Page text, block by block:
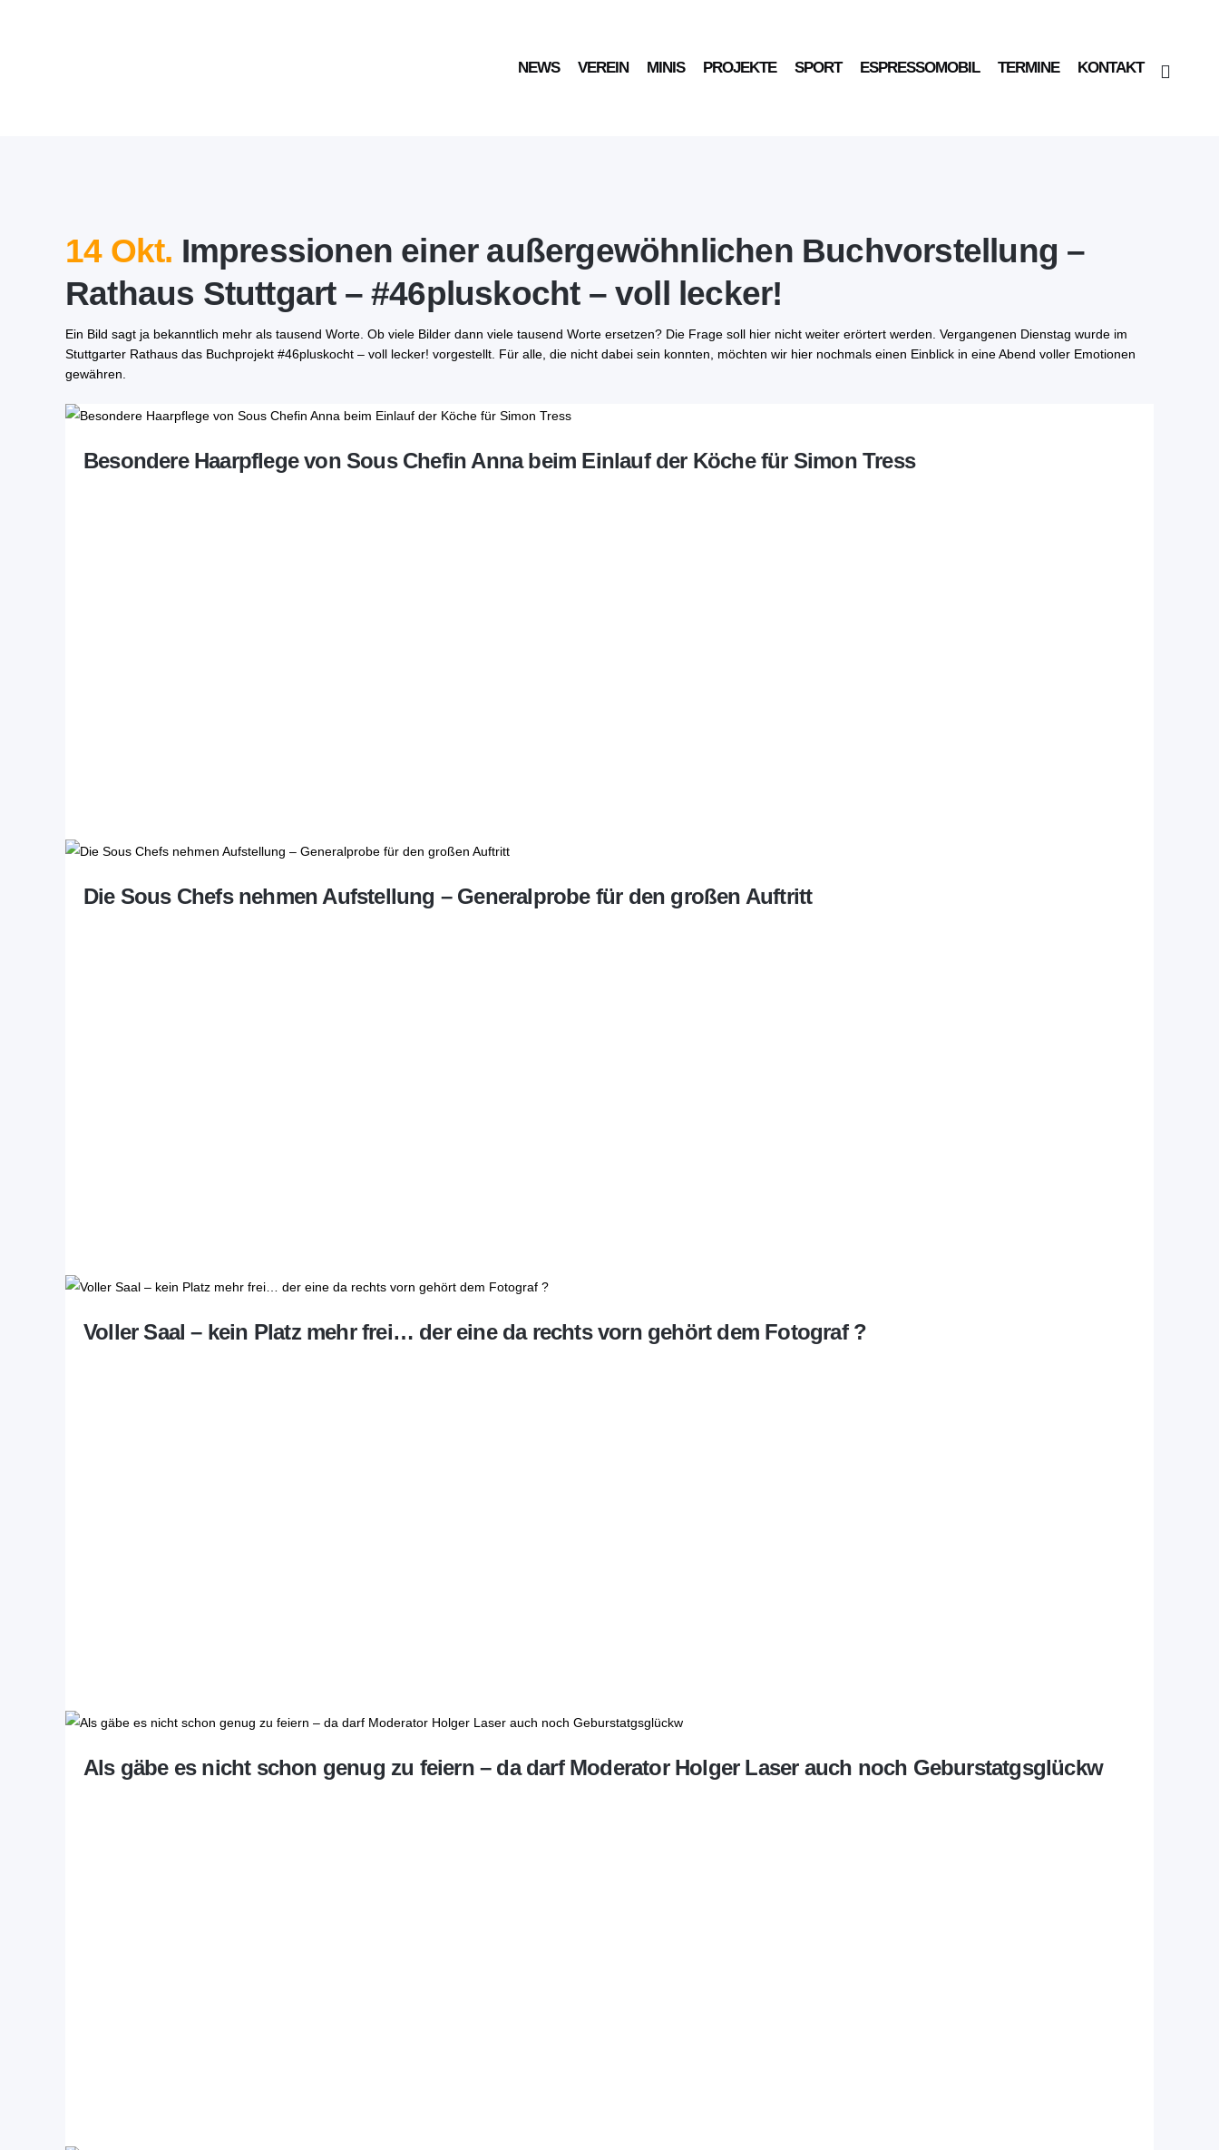
NEWS VEREIN MINIS PROJEKTE SPORT ESPRESSOMOBIL TERMINE KONTAKT
14 Okt. Impressionen einer außergewöhnlichen Buchvorstellung –
Rathaus Stuttgart – #46pluskocht – voll lecker!
Ein Bild sagt ja bekanntlich mehr als tausend Worte. Ob viele Bilder dann viele tausend Worte ersetzen? Die Frage soll hier nicht weiter erörtert werden. Vergangenen Dienstag wurde im
Stuttgarter Rathaus das Buchprojekt #46pluskocht – voll lecker! vorgestellt. Für alle, die nicht dabei sein konnten, möchten wir hier nochmals einen Einblick in eine Abend voller Emotionen
gewähren.
Besondere Haarpflege von Sous Chefin Anna beim Einlauf der Köche für Simon Tress
Die Sous Chefs nehmen Aufstellung – Generalprobe für den großen Auftritt
Voller Saal – kein Platz mehr frei… der eine da rechts vorn gehört dem Fotograf ?
Als gäbe es nicht schon genug zu feiern – da darf Moderator Holger Laser auch noch Geburstatgsglückw